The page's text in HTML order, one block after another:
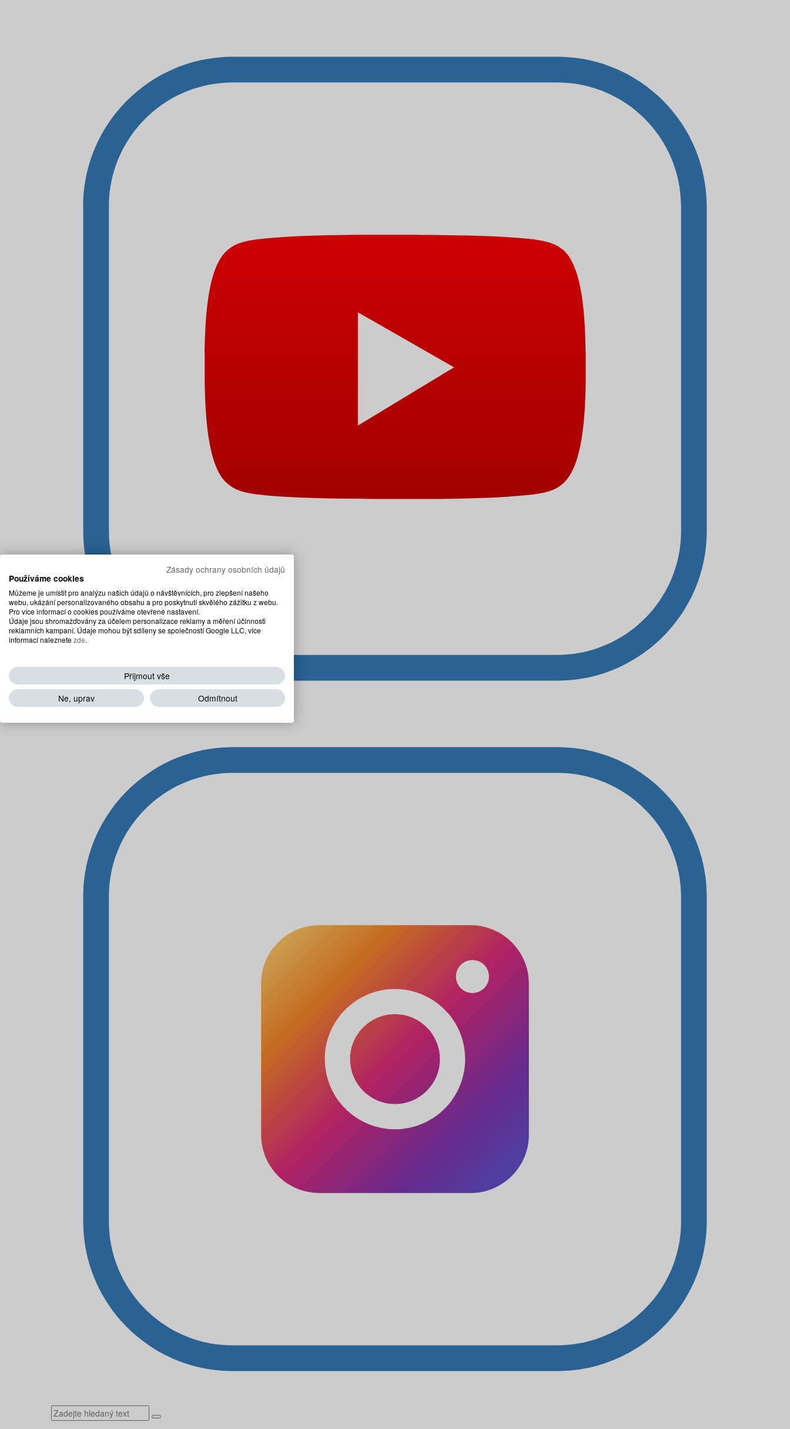
Zásady ochrany osobních údajů
Používáme cookies
Můžeme je umístit pro analýzu našich údajů o návštěvnících, pro zlepšení našeho
webu, ukázání personalizovaného obsahu a pro poskytnutí skvělého zážitku z webu.
Pro více informací o cookies používáme otevřené nastavení.
Údaje jsou shromažďovány za účelem personalizace reklamy a měření účinnosti
reklamních kampaní. Údaje mohou být sdíleny se společností Google LLC, více
informací naleznetezde.
Přijmout vše
Ne, uprav
Odmítnout